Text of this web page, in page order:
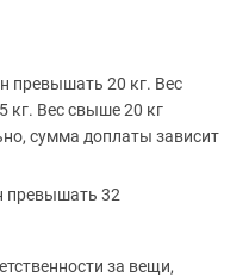
превышать 20 кг. Вес
кг. Вес свыше 20 кг
сумма доплаты зависит
превышать 32
за вещи,